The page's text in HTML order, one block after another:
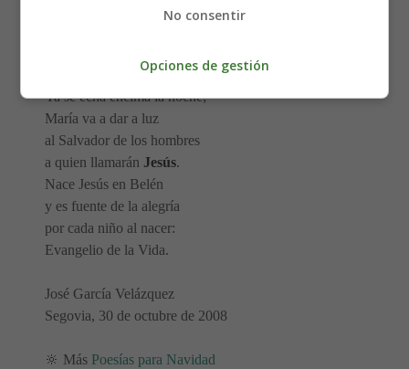
y aunque a todos nos parece
que encontraron un portal.
Ya se echa encima la noche;
María va a dar a luz
al Salvador de los hombres
a quien llamarán Jesús.
Nace Jesús en Belén
y es fuente de la alegría
por cada niño al nacer:
Evangelio de la Vida.
José García Velázquez
Segovia, 30 de octubre de 2008
🔆 Más Poesías para Navidad
No consentir
Opciones de gestión